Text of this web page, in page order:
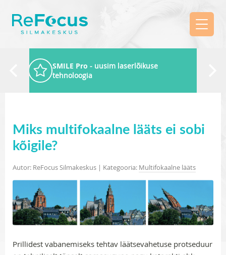
SMILE Pro - uusim laserlõikuse
tehnoloogia
Miks multifokaalne lääts ei sobi
kõigile?
Autor: ReFocus Silmakeskus | Kategooria: Multifokaalne lääts
Prillidest vabanemiseks tehtav läätsevahetuse protseduur